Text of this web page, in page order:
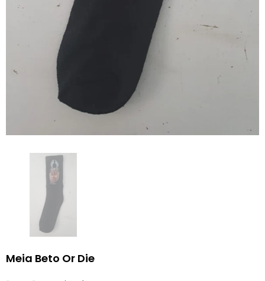
Meia Beto Or Die